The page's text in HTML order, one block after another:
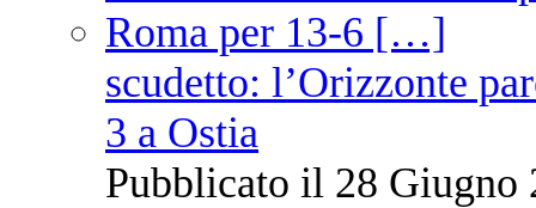
scudetto: l’Orizzonte
3 a Ostia
Pubblicato il 28 Giugno